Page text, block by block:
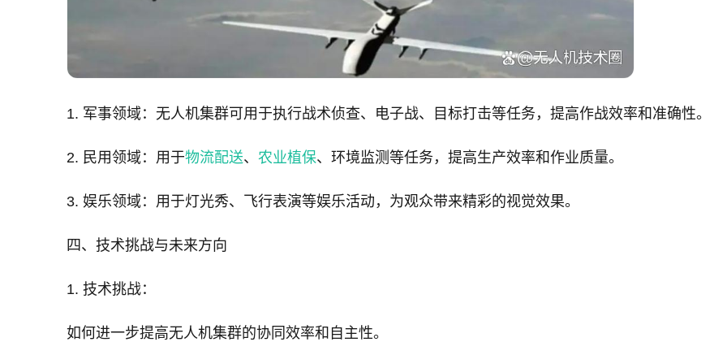
1. 军事领域：无人机集群可用于执行战术侦查、电子战、目标打击等任务，提高作战效率和准确性。
2. 民用领域：用于物流配送、 农业植保、环境监测等任务，提高生产效率和作业质量。
3. 娱乐领域：用于灯光秀、飞行表演等娱乐活动，为观众带来精彩的视觉效果。
四、技术挑战与未来方向
1. 技术挑战：
如何进一步提高无人机集群的协同效率和自主性。